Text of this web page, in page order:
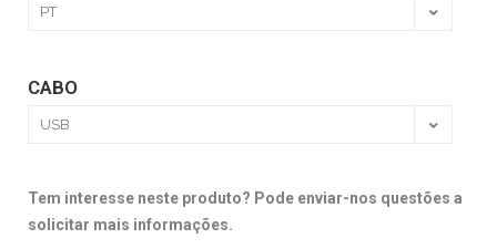
CABO
Tem interesse neste produto? Pode enviar-nos questões a
solicitar mais informações.